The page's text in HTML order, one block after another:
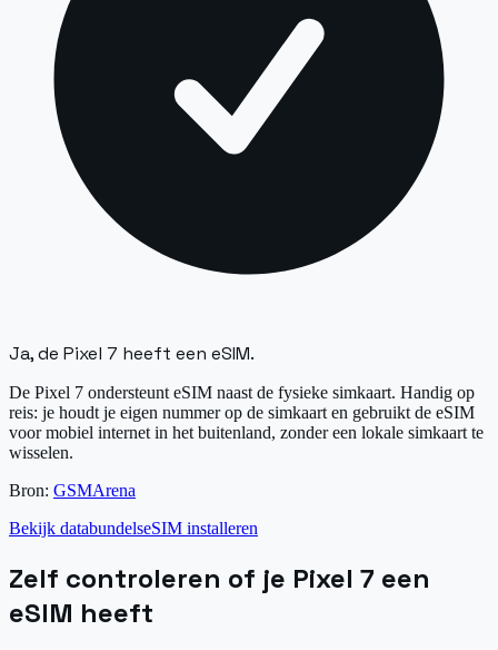
Ja, de Pixel 7 heeft een eSIM.
De Pixel 7 ondersteunt eSIM naast de fysieke simkaart. Handig op
reis: je houdt je eigen nummer op de simkaart en gebruikt de eSIM
voor mobiel internet in het buitenland, zonder een lokale simkaart te
wisselen.
Bron: GSMArena
Bekijk databundelseSIM installeren
Zelf controleren of je Pixel 7 een
eSIM heeft